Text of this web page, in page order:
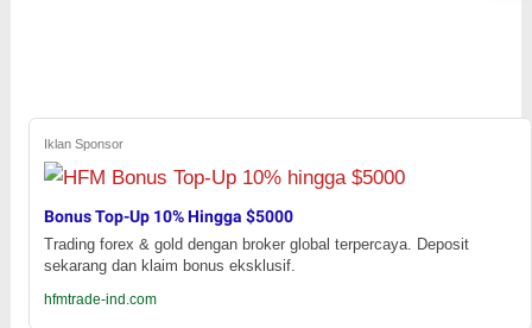
Iklan Sponsor
Bonus Top-Up 10% Hingga $5000
Trading forex & gold dengan broker global terpercaya. Deposit
sekarang dan klaim bonus eksklusif.
hfmtrade-ind.com